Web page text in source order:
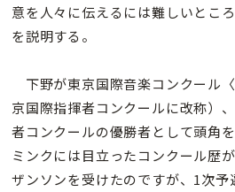
意を人々に伝えるには難しいとこ
を説明する。
下野が東京国際音楽コンクール
京国際指揮者コンクールに改称）
者コンクールの優勝者として頭角
ミンクには目立ったコンクール歴
ザンソンを受けたのですが、1次予